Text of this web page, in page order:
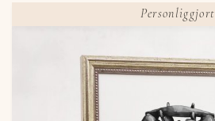
Personliggjort